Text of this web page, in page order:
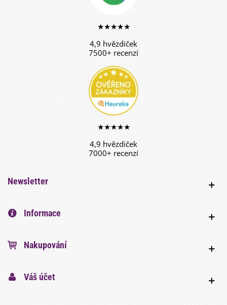
★★★★★
4,9 hvězdiček
7500+ recenzí
★★★★★
4,9 hvězdiček
7000+ recenzí
Newsletter
Informace
Nakupování
Váš účet